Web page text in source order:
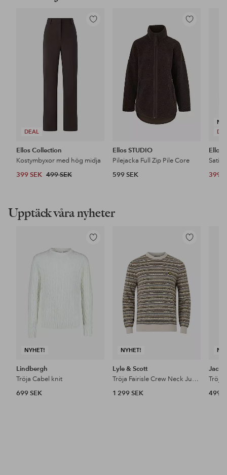
DEAL
Lägg
Ellos Collection
Kostymbyxor med hög midja
399 SEK 499 SEK
Lägg
favoriter
Ellos STUDIO
Pilejacka Full Zip Pile Core
599 SEK
Ellos
399
Upptäck våra nyheter
NYHET!
Lägg
i
Lindbergh
Tröja Cabel knit
699 SEK
NYHET!
Lägg
i
favoriter
Lyle & Scott
Tröja Fairisle Crew Neck Jumper
1 299 SEK
Jack
499